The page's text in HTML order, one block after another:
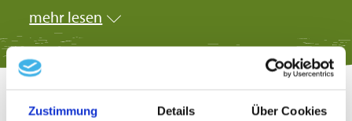
Zustimmung Details Über Cookies
finden Sie hier auch alles zum Thema Parken.
mehr lesen